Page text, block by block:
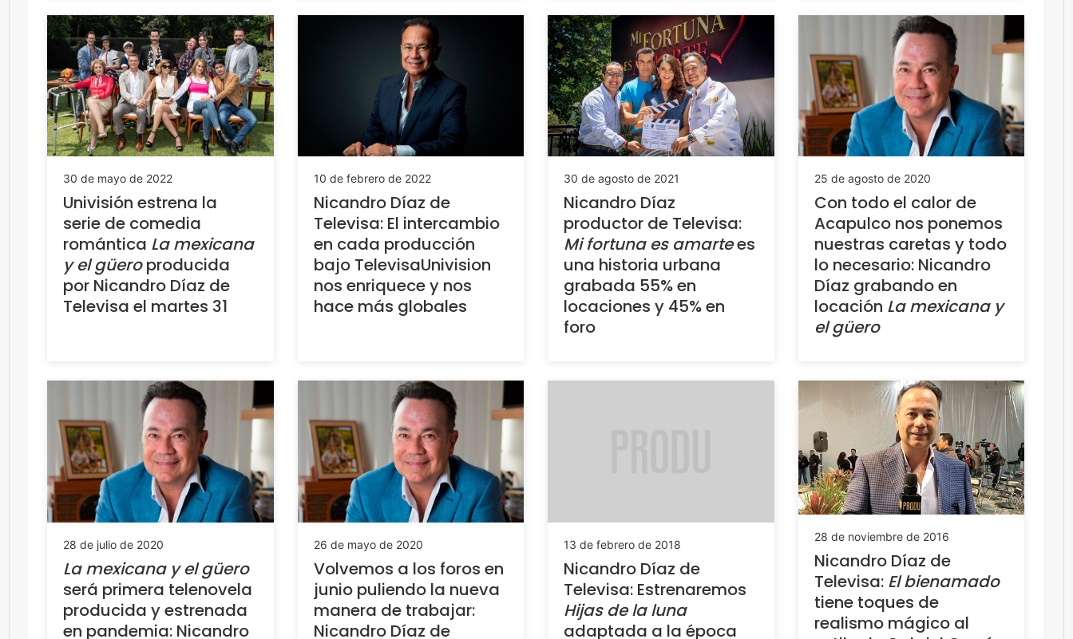
30 de mayo de 2022
Univisión estrena la
serie de comedia
romántica La mexicana
y el güeroproducida
por Nicandro Díaz de
Televisa el martes 31
10 de febrero de 2022
Nicandro Díaz de
Televisa: El intercambio
en cada producción
bajo TelevisaUnivision
nos enriquece y nos
hace más globales
30 de agosto de 2021
Nicandro Díaz
productor de Televisa:
Mi fortuna es amartees
una historia urbana
grabada 55% en
locaciones y 45% en
foro
25 de agosto de 2020
Con todo el calor de
Acapulco nos ponemos
nuestras caretas y todo
lo necesario: Nicandro
Díaz grabando en
locación La mexicana y
el güero
28 de julio de 2020
La mexicana y el güero
será primera telenovela
producida y estrenada
en pandemia: Nicandro
26 de mayo de 2020
Volvemos a los foros en
junio puliendo la nueva
manera de trabajar:
Nicandro Díaz de
13 de febrero de 2018
Nicandro Díaz de
Televisa: Estrenaremos
Hijas de la luna
adaptada a la época
28 de noviembre de 2016
Nicandro Díaz de
Televisa: El bienamado
tiene toques de
realismo mágico al